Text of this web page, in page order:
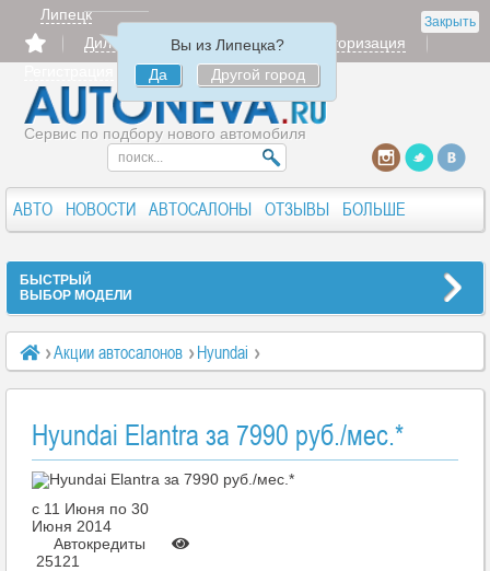
Закрыть
Липецк
Вы из Липецка?
Да
Другой город
Дилерам Продать
Авторизация
Сервис по подбору нового автомобиля
АВТО НОВОСТИ АВТОСАЛОНЫ ОТЗЫВЫ БОЛЬШЕ
БЫСТРЫЙ
ВЫБОР МОДЕЛИ
Акции автосалонов
Hyundai
Hyundai Elantra за 7990 руб./мес. *
Hyundai Elantra за 7990 руб./мес. *
c 11 Июня по 30
Июня 2014
Автокредиты
25121